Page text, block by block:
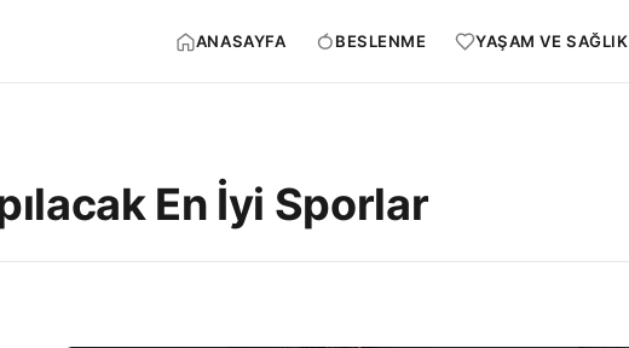
ANASAYFA BESLENME YAŞAM VE SAĞLIK
En İyi Sporlar